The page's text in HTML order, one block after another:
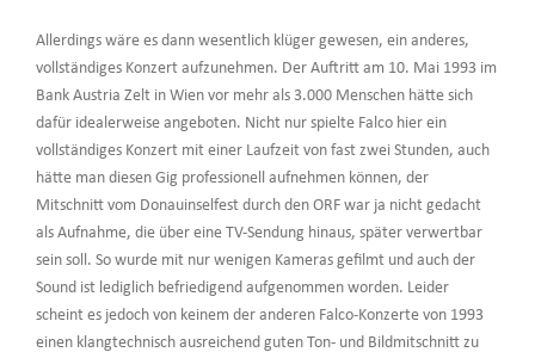
Allerdings wäre es dann wesentlich klüger gewesen, ein anderes,
vollständiges Konzert aufzunehmen. Der Auftritt am 10. Mai 1993 im
Bank Austria Zelt in Wien vor mehr als 3.000 Menschen hätte sich
dafür idealerweise angeboten. Nicht nur spielte Falco hier ein
vollständiges Konzert mit einer Laufzeit von fast zwei Stunden, auch
hätte man diesen Gig professionell aufnehmen können, der
Mitschnitt vom Donauinselfest durch den ORF war ja nicht gedacht
als Aufnahme, die über eine TV-Sendung hinaus, später verwertbar
sein soll. So wurde mit nur wenigen Kameras gefilmt und auch der
Sound ist lediglich befriedigend aufgenommen worden. Leider
scheint es jedoch von keinem der anderen Falco-Konzerte von 1993
einen klangtechnisch ausreichend guten Ton- und Bildmitschnitt zu